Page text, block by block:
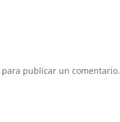
para publicar un comentario.